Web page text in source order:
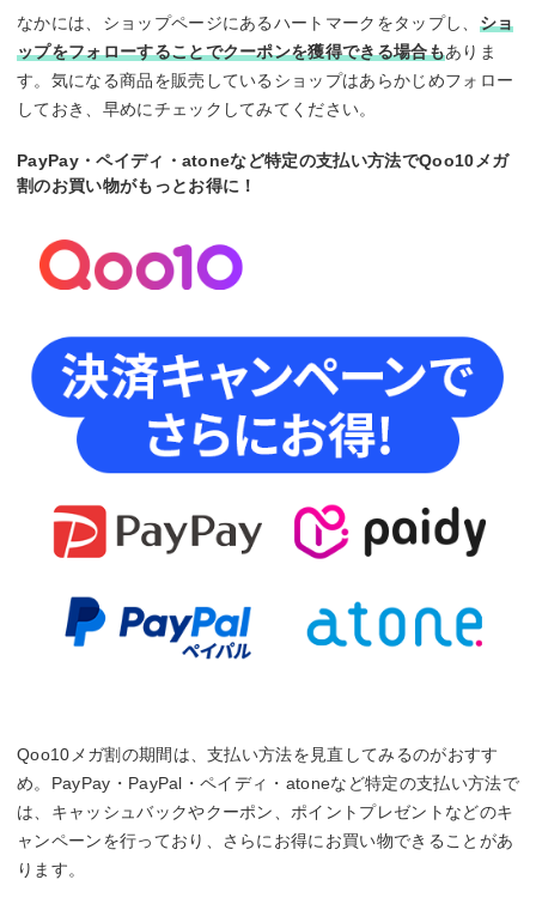
なかには、ショップページにあるハートマークをタップし、 ショ
ップをフォローすることでクーポンを獲得できる場合もありま
す。気になる商品を販売しているショップはあらかじめフォロー
しておき、早めにチェックしてみてください。
PayPay・ペイディ・atoneなど特定の支払い方法でQoo10メガ
割のお買い物がもっとお得に！
Qoo10メガ割の期間は、支払い方法を見直してみるのがおすす
め。PayPay・PayPal・ペイディ・atoneなど特定の支払い方法で
は、キャッシュバックやクーポン、ポイントプレゼントなどのキ
ャンペーンを行っており、さらにお得にお買い物できることがあ
ります。